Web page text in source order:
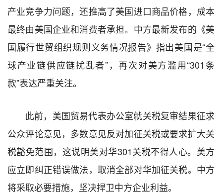
产业竞争力问题，还推高了美国进口商品价格，成本
最终由美国企业和消费者承担。 中方最新发布的《美
国履行世贸组织规则义务情况报告》 指出美国是“全
球产业链供应链扰乱者”，再次对美方滥用“301条
款”表达严重关注。
此前，美国贸易代表办公室就关税复审结果征求
公众评论意见，多数意见反对加征关税或要求扩大关
税豁免范围，这说明美对华301关税不得人心。美方
应立即纠正错误做法，取消全部对华加征关税。 中方
将采取必要措施，坚决捍卫中方企业利益。